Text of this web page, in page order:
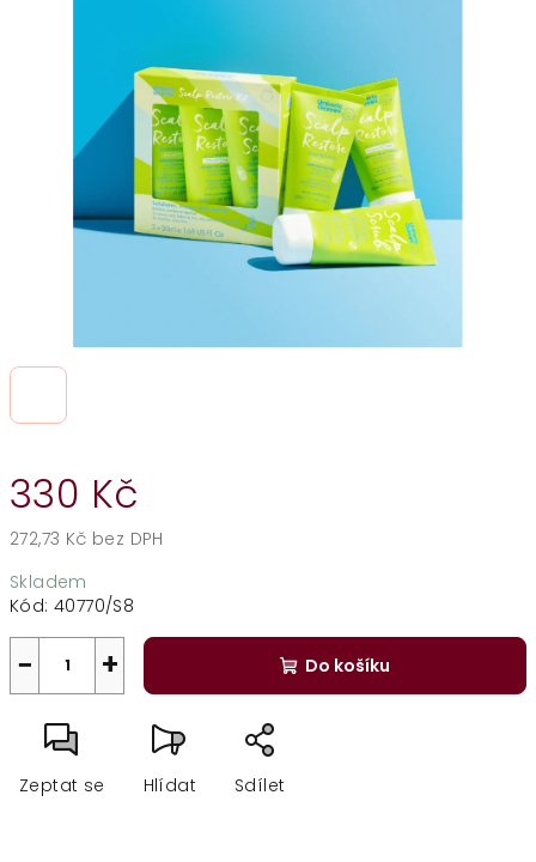
330 Kč
272,73 Kč bez DPH
cena:
Skladem
Kód: 40770/S8
+
− Do košíku
Zeptat se Hlídat Sdílet
hvězdiček.